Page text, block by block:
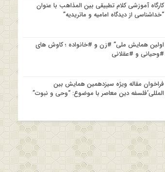
کارگاه آموزشی کلام تطبیقی بین المذاهب با عنوان
“خداشناسی از دیدگاه امامیه و ماتریدیه”
اولین همایش ملی” #زن و #خانواده ؛ کاوش های
#وحیانی و #عقلانی
فراخوان مقاله ویژه سیزدهمین همایش بین
المللی’فلسفه دین معاصر با موضوع: “وحی و نبوت”